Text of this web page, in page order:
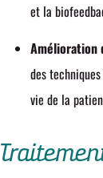
et la
Amélioration
des
vie de la